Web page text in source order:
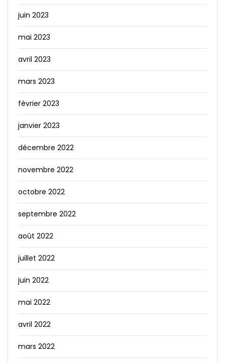
juin 2023
mai 2023
avril 2023
mars 2023
février 2023
janvier 2023
décembre 2022
novembre 2022
octobre 2022
septembre 2022
août 2022
juillet 2022
juin 2022
mai 2022
avril 2022
mars 2022